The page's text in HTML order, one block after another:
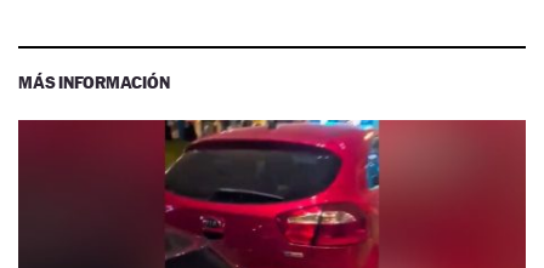
MÁS INFORMACIÓN